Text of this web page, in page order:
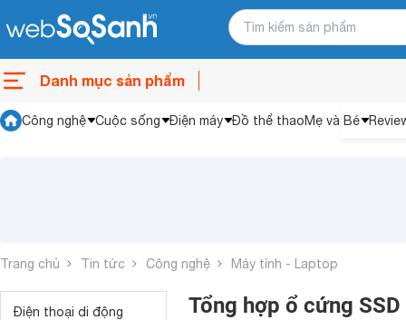
Danh mục sản phẩm
Công nghệ Cuộc sống Điện máy Đồ thể thaoMẹ và Bé
Trang chủ Tin tức Công nghệ Máy tính - Laptop
Điện thoại di động Tổng hợp ổ cứng